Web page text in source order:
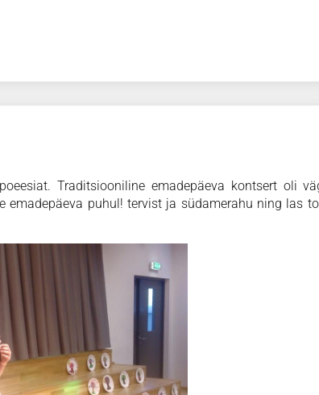
Traditsiooniline emadepäeva kontsert oli
emadepäeva puhul! tervist ja südamerahu ning las